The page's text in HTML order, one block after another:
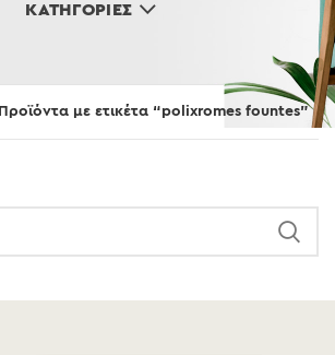
ΚΑΤΗΓΟΡΊΕΣ
Προϊόντα με ετικέτα “polixromes fountes”